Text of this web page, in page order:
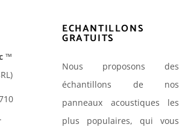
™
ECHANTILLONS
GRATUITS
Nous proposons des
échantillons de nos
panneaux acoustiques les
plus populaires, qui vous